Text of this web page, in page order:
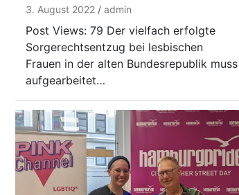
zu
regeln.
3. August 2022 admin
Post Views: 79 Der vielfach erfolgte
Sorgerechtsentzug bei lesbischen
Frauen in der alten Bundesrepublik muss
aufgearbeitet…